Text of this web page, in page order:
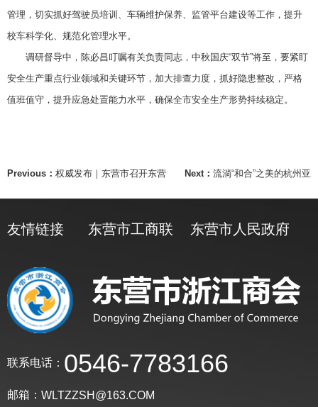
管理，切实抓好驾驶员培训、车辆维护保养、监管平台建设等工作，提升
校车科学化、规范化管理水平。
调研督导中，陈必昌叮嘱有关负责同志，中秋国庆“双节”将至，要紧盯
安全生产重点行业领域和关键环节，加大排查力度，抓好隐患整改，严格
值班值守，提升应急处置能力水平，确保全市安全生产形势持续稳定。
Previous： 权威发布｜东营市召开东营 Next：流淌“和合”之美的杭州亚
友情链接 东营市工商联 东营市人民政府
联系电话： 0546-7783166
邮箱： WLTZZSH@163.COM